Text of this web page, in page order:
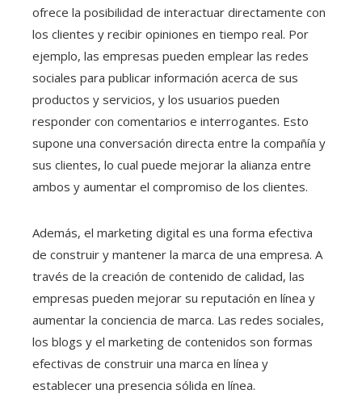
ofrece la posibilidad de interactuar directamente con
los clientes y recibir opiniones en tiempo real. Por
ejemplo, las empresas pueden emplear las redes
sociales para publicar información acerca de sus
productos y servicios, y los usuarios pueden
responder con comentarios e interrogantes. Esto
supone una conversación directa entre la compañía y
sus clientes, lo cual puede mejorar la alianza entre
ambos y aumentar el compromiso de los clientes.
Además, el marketing digital es una forma efectiva
de construir y mantener la marca de una empresa. A
través de la creación de contenido de calidad, las
empresas pueden mejorar su reputación en línea y
aumentar la conciencia de marca. Las redes sociales,
los blogs y el marketing de contenidos son formas
efectivas de construir una marca en línea y
establecer una presencia sólida en línea.